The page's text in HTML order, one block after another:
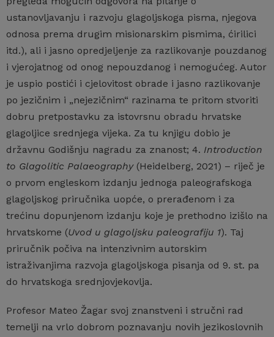
ustanovljavanju i razvoju glagoljskoga pisma, njegova
odnosa prema drugim misionarskim pismima, ćirilici
itd.), ali i jasno opredjeljenje za razlikovanje pouzdanog
i vjerojatnog od onog nepouzdanog i nemogućeg. Autor
je uspio postići i cjelovitost obrade i jasno razlikovanje
po jezičnim i „nejezičnim“ razinama te pritom stvoriti
dobru pretpostavku za istovrsnu obradu hrvatske
glagoljice srednjega vijeka. Za tu knjigu dobio je
državnu Godišnju nagradu za znanost; 4. Introduction
to Glagolitic Palaeography(Heidelberg, 2021) – riječ je
o prvom engleskom izdanju jednoga paleografskoga
glagoljskog priručnika uopće, o prerađenom i za
trećinu dopunjenom izdanju koje je prethodno izišlo na
hrvatskome (Uvod u glagoljsku paleografiju 1). Taj
priručnik počiva na intenzivnim autorskim
istraživanjima razvoja glagoljskoga pisanja od 9. st. pa
do hrvatskoga srednjovjekovlja.
Profesor Mateo Žagar svoj znanstveni i stručni rad
temelji na vrlo dobrom poznavanju novih jezikoslovnih